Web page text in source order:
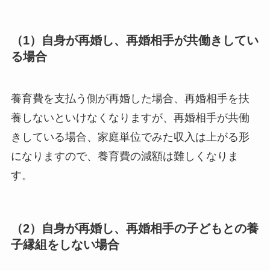
（1）自身が再婚し、再婚相手が共働きしてい
る場合
養育費を支払う側が再婚した場合、再婚相手を扶
養しないといけなくなりますが、再婚相手が共働
きしている場合、家庭単位でみた収入は上がる形
になりますので、養育費の減額は難しくなりま
す。
（2）自身が再婚し、再婚相手の子どもとの養
子縁組をしない場合